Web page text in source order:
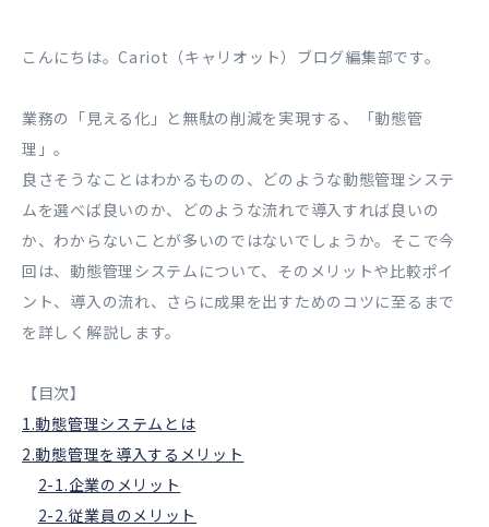
こんにちは。Cariot（キャリオット）ブログ編集部です。
業務の「見える化」と無駄の削減を実現する、「動態管
理」。
良さそうなことはわかるものの、どのような動態管理システ
ムを選べば良いのか、どのような流れで導入すれば良いの
か、わからないことが多いのではないでしょうか。そこで今
回は、動態管理システムについて、そのメリットや比較ポイ
ント、導入の流れ、さらに成果を出すためのコツに至るまで
を詳しく解説します。
【目次】
1.動態管理システムとは
2.動態管理を導入するメリット
2-1.企業のメリット
2-2.従業員のメリット